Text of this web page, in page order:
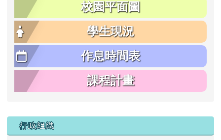
校園平面圖
學生現況
作息時間表
課程計畫
行政組織